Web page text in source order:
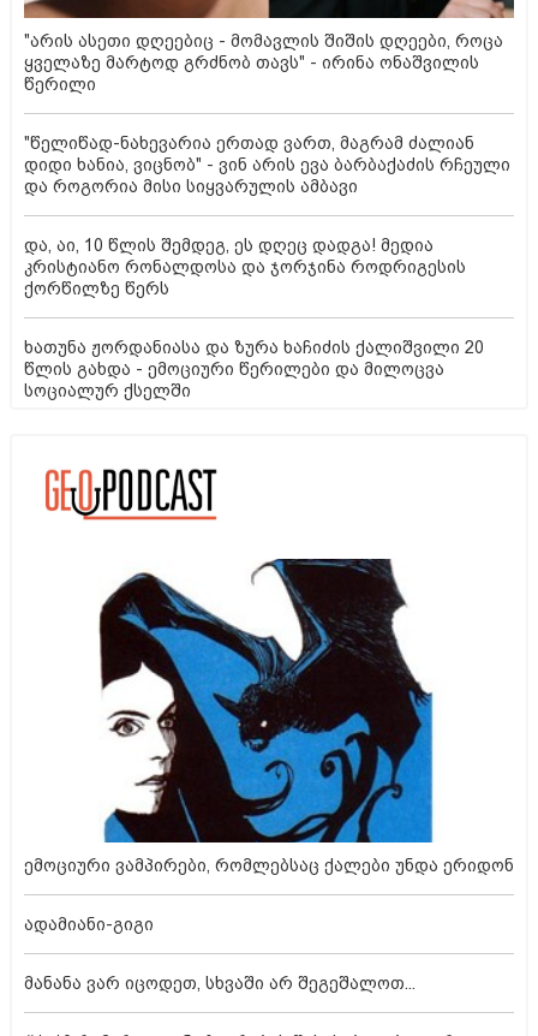
"არის ასეთი დღეებიც - მომავლის შიშის დღეები, როცა
ყველაზე მარტოდ გრძნობ თავს" - ირინა ონაშვილის
წერილი
"წელიწად-ნახევარია ერთად ვართ, მაგრამ ძალიან
დიდი ხანია, ვიცნობ" - ვინ არის ევა ბარბაქაძის რჩეული
და როგორია მისი სიყვარულის ამბავი
და, აი, 10 წლის შემდეგ, ეს დღეც დადგა! მედია
კრისტიანო რონალდოსა და ჯორჯინა როდრიგესის
ქორწილზე წერს
ხათუნა ჟორდანიასა და ზურა ხაჩიძის ქალიშვილი 20
წლის გახდა - ემოციური წერილები და მილოცვა
სოციალურ ქსელში
ემოციური ვამპირები, რომლებსაც ქალები უნდა ერიდონ
ადამიანი-გიგი
მანანა ვარ იცოდეთ, სხვაში არ შეგეშალოთ...